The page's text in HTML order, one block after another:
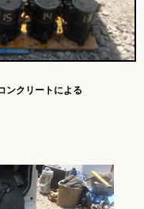
ンクリートによる